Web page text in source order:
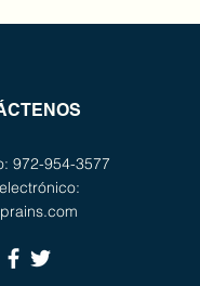
972-954-3577